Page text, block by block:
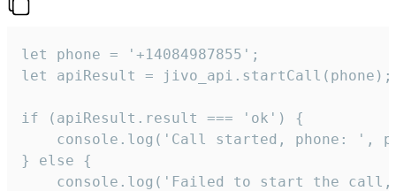
let phone = '+14084987855';
let apiResult = jivo_api.startCall(phone);
if (apiResult.result === 'ok') {
console.log('Call started, phone: ',
} else {
console.log('Failed to start the